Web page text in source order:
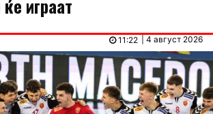
играат
| 4 август 2026
11:22